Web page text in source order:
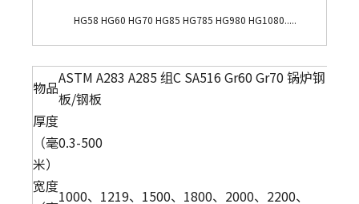
HG58 HG60 HG70 HG85 HG785 HG980 HG1080.....
物品
ASTM A283 A285 组C SA516 Gr60 Gr70 锅炉钢
板/钢板
厚度
（毫
米）
0.3-500
宽度
1000、1219、1500、1800、2000、2200、